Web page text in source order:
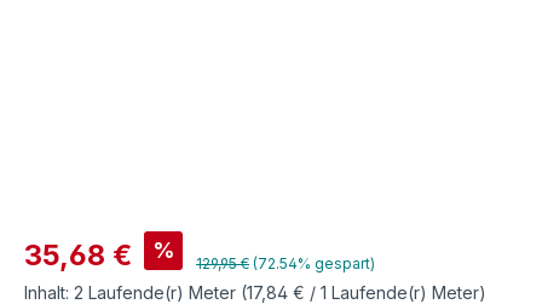
Verkaufspreis:
35,68 € % Regulärer Preis:
129,95 € (72.54% gespart)
Inhalt: 2 Laufende(r) Meter (17,84 € / 1 Laufende(r) Meter)